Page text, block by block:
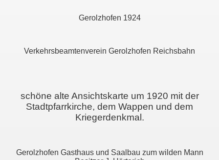
Gerolzhofen 1924
Verkehrsbeamtenverein Gerolzhofen Reichsbahn
schöne alte Ansichtskarte um 1920 mit der
Stadtpfarrkirche, dem Wappen und dem
Kriegerdenkmal.
Gerolzhofen Gasthaus und Saalbau zum wilden Mann